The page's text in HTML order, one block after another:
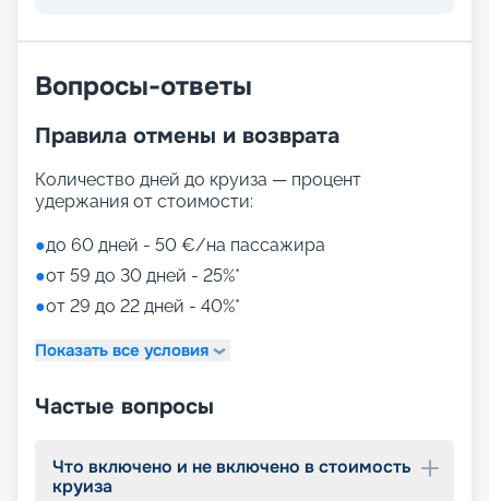
Вопросы-ответы
Правила отмены и возврата
Количество дней до круиза — процент
удержания от стоимости:
●до 60 дней - 50 €/на пассажира
●от 59 до 30 дней - 25%*
●от 29 до 22 дней - 40%*
Показать все условия
Частые вопросы
Что включено и не включено в стоимость
круиза